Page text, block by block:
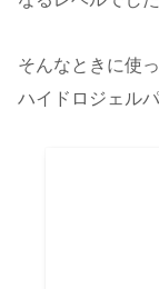
そんなときに使
ハイドロジェル